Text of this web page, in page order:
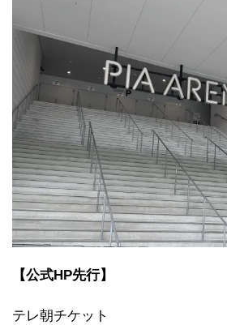
【公式HP先行】
テレ朝チケット